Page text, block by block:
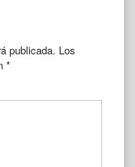
publicada. Los
*